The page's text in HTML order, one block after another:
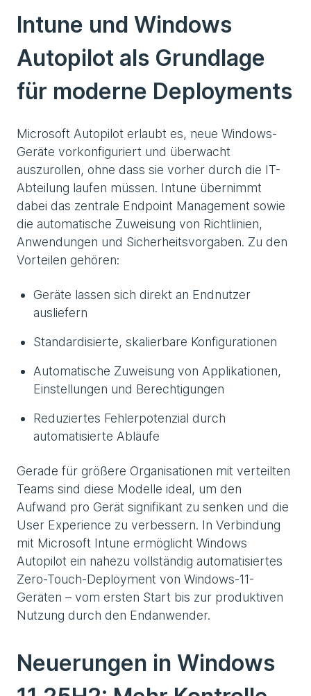
Intune und Windows
Autopilot als Grundlage
für moderne Deployments
Microsoft Autopilot erlaubt es, neue Windows-
Geräte vorkonfiguriert und überwacht
auszurollen, ohne dass sie vorher durch die IT-
Abteilung laufen müssen. Intune übernimmt
dabei das zentrale Endpoint Management sowie
die automatische Zuweisung von Richtlinien,
Anwendungen und Sicherheitsvorgaben. Zu den
Vorteilen gehören:
Geräte lassen sich direkt an Endnutzer
ausliefern
Standardisierte, skalierbare Konfigurationen
Automatische Zuweisung von Applikationen,
Einstellungen und Berechtigungen
Reduziertes Fehlerpotenzial durch
automatisierte Abläufe
Gerade für größere Organisationen mit verteilten
Teams sind diese Modelle ideal, um den
Aufwand pro Gerät signifikant zu senken und die
User Experience zu verbessern. In Verbindung
mit Microsoft Intune ermöglicht Windows
Autopilot ein nahezu vollständig automatisiertes
Zero-Touch-Deployment von Windows-11-
Geräten – vom ersten Start bis zur produktiven
Nutzung durch den Endanwender.
Neuerungen in Windows